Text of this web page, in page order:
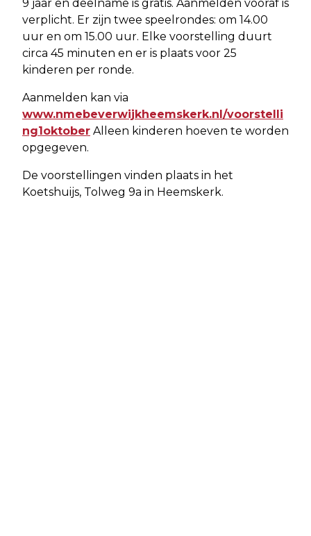
9 jaar en deelname is gratis. Aanmelden vooraf is
verplicht. Er zijn twee speelrondes: om 14.00
uur en om 15.00 uur. Elke voorstelling duurt
circa 45 minuten en er is plaats voor 25
kinderen per ronde.
Aanmelden kan via
www.nmebeverwijkheemskerk.nl/voorstelli
ng1oktober Alleen kinderen hoeven te worden
opgegeven.
De voorstellingen vinden plaats in het
Koetshuijs, Tolweg 9a in Heemskerk.